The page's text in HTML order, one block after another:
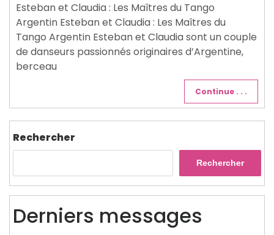
Esteban et Claudia : Les Maîtres du Tango
Argentin Esteban et Claudia : Les Maîtres du
Tango Argentin Esteban et Claudia sont un couple
de danseurs passionnés originaires d’Argentine,
berceau
Continue . . .
Rechercher
Rechercher
Derniers messages